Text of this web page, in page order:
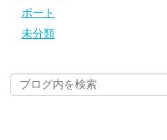
ボート
未分類